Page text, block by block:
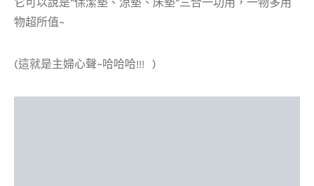
物超所值~
(這就是主婦心聲~哈哈哈!!! )